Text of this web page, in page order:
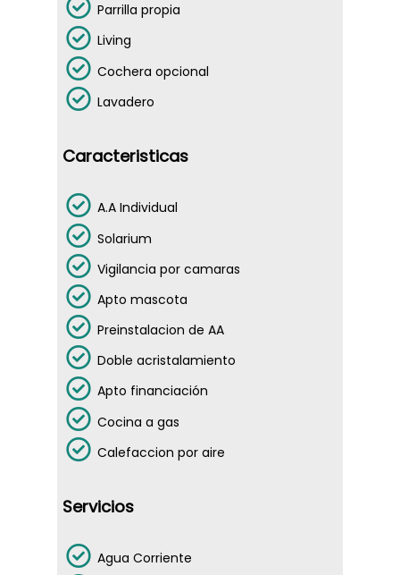
Parrilla propia
Living
Cochera opcional
Lavadero
Caracteristicas
A.A Individual
Solarium
Vigilancia por camaras
Apto mascota
Preinstalacion de AA
Doble acristalamiento
Apto financiación
Cocina a gas
Calefaccion por aire
Servicios
Agua Corriente